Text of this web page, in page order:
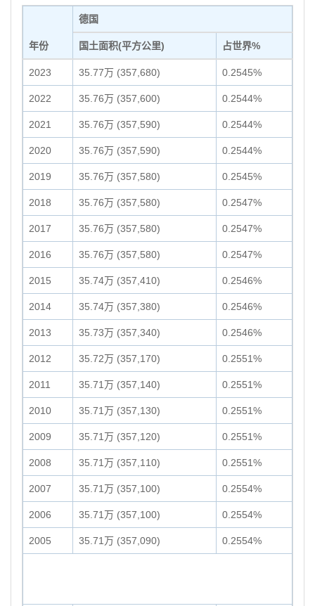
年份
德国
国土面积(平方公里) 占世界%
2023 35.77万 (357,680) 0.2545%
2022 35.76万 (357,600) 0.2544%
2021 35.76万 (357,590) 0.2544%
2020 35.76万 (357,590) 0.2544%
2019 35.76万 (357,580) 0.2545%
2018 35.76万 (357,580) 0.2547%
2017 35.76万 (357,580) 0.2547%
2016 35.76万 (357,580) 0.2547%
2015 35.74万 (357,410) 0.2546%
2014 35.74万 (357,380) 0.2546%
2013 35.73万 (357,340) 0.2546%
2012 35.72万 (357,170) 0.2551%
2011 35.71万 (357,140) 0.2551%
2010 35.71万 (357,130) 0.2551%
2009 35.71万 (357,120) 0.2551%
2008 35.71万 (357,110) 0.2551%
2007 35.71万 (357,100) 0.2554%
2006 35.71万 (357,100) 0.2554%
2005 35.71万 (357,090) 0.2554%